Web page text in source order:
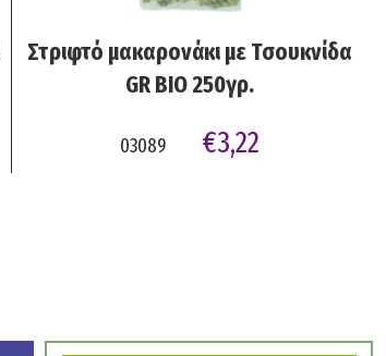
READ MORE
Στριφτό μακαρονάκι με Τσουκνίδα
GR BIO 250γρ.
03089 €3,22